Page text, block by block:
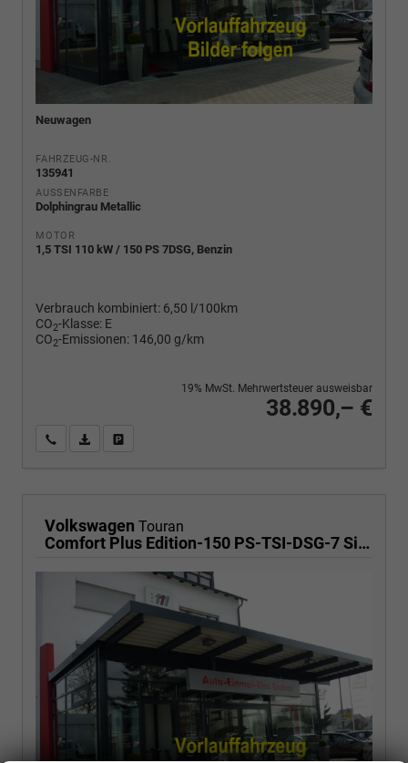
Neuwagen
FAHRZEUG-NR.
135941
AUSSENFARBE
Dolphingrau Metallic
MOTOR
1,5 TSI 110 kW / 150 PS 7DSG, Benzin
Verbrauch kombiniert: 6,50 l/100km
CO2-Klasse: E
CO2-Emissionen: 146,00 g/km
38.890,– €
19% MwSt. Mehrwertsteuer ausweisbar
Wir rufen Sie anPDF-Fahrzeugexposé drucken
Volkswagen Touran
Comfort Plus Edition-150 PS-TSI-DSG-7 Sitzer-AHK-NAVI-WINTER-LED-KLIMA 3 ZONEN-ALU17"-ACC-PDC2x-KAMERA-sofort